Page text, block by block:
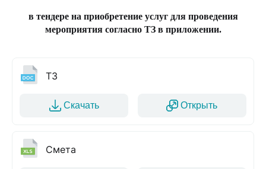
в тендере на приобретение услуг для проведения
мероприятия согласно ТЗ в приложении.
ТЗ
Скачать Открыть
Смета